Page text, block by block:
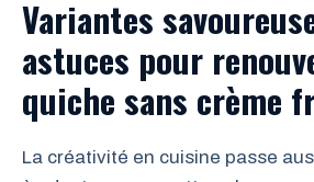
Variantes
astuces pour
quiche sans crème
La créativité en cuisine passe